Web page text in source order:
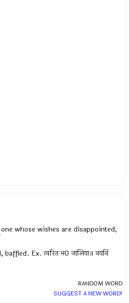
one whose wishes are disappointed,
Ex. त्वरित भ0 जालिया॥ नयनिं
RANDOM WORD
SUGGEST A NEW WORD!